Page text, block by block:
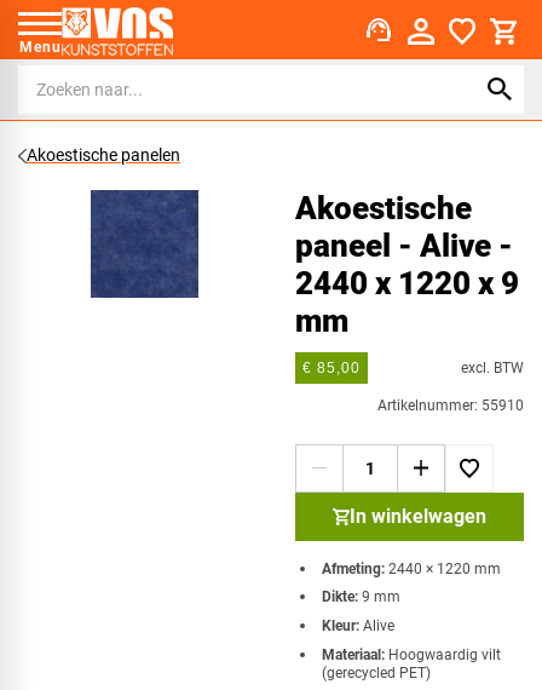
Menu support_agent
Akoestische panelen
Akoestische
paneel - Alive -
2440 x 1220 x 9
mm
€ 85,00 excl. BTW
Artikelnummer: 55910
In winkelwagen
Afmeting: 2440 × 1220 mm
Dikte: 9 mm
Kleur: Alive
Materiaal: Hoogwaardig vilt
(gerecycled PET)